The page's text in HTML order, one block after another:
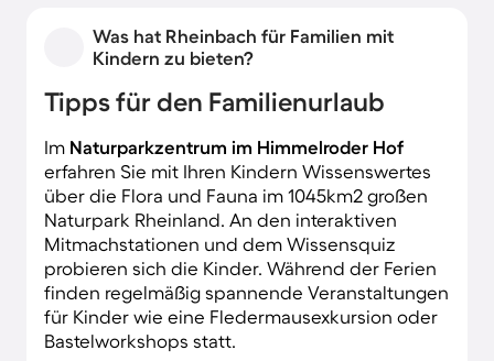
Was hat Rheinbach für Familien mit
Kindern zu bieten?
Tipps für den Familienurlaub
Im Naturparkzentrum im Himmelroder Hof
erfahren Sie mit Ihren Kindern Wissenswertes
über die Flora und Fauna im 1045km2 großen
Naturpark Rheinland. An den interaktiven
Mitmachstationen und dem Wissensquiz
probieren sich die Kinder. Während der Ferien
finden regelmäßig spannende Veranstaltungen
für Kinder wie eine Fledermausexkursion oder
Bastelworkshops statt.